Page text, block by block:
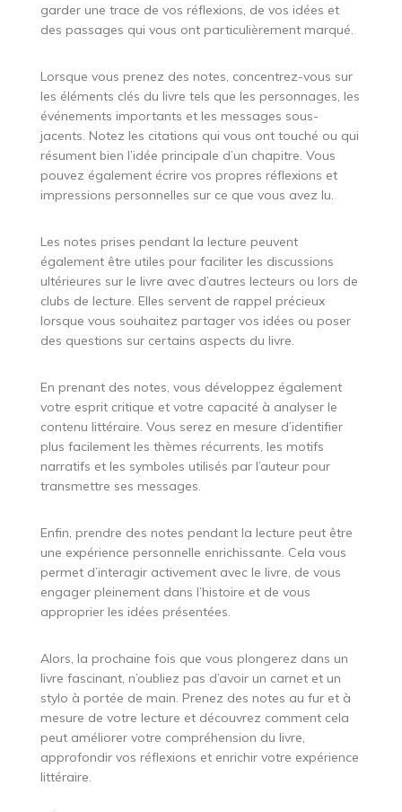
garder une trace de vos réflexions, de vos idées et
des passages qui vous ont particulièrement marqué.
Lorsque vous prenez des notes, concentrez-vous sur
les éléments clés du livre tels que les personnages, les
événements importants et les messages sous-
jacents. Notez les citations qui vous ont touché ou qui
résument bien l’idée principale d’un chapitre. Vous
pouvez également écrire vos propres réflexions et
impressions personnelles sur ce que vous avez lu.
Les notes prises pendant la lecture peuvent
également être utiles pour faciliter les discussions
ultérieures sur le livre avec d’autres lecteurs ou lors de
clubs de lecture. Elles servent de rappel précieux
lorsque vous souhaitez partager vos idées ou poser
des questions sur certains aspects du livre.
En prenant des notes, vous développez également
votre esprit critique et votre capacité à analyser le
contenu littéraire. Vous serez en mesure d’identifier
plus facilement les thèmes récurrents, les motifs
narratifs et les symboles utilisés par l’auteur pour
transmettre ses messages.
Enfin, prendre des notes pendant la lecture peut être
une expérience personnelle enrichissante. Cela vous
permet d’interagir activement avec le livre, de vous
engager pleinement dans l’histoire et de vous
approprier les idées présentées.
Alors, la prochaine fois que vous plongerez dans un
livre fascinant, n’oubliez pas d’avoir un carnet et un
stylo à portée de main. Prenez des notes au fur et à
mesure de votre lecture et découvrez comment cela
peut améliorer votre compréhension du livre,
approfondir vos réflexions et enrichir votre expérience
littéraire.